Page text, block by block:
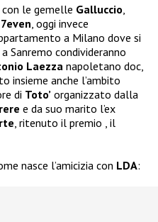
con le gemelle Galluccio,
, oggi invece
a Milano dove si
Sanremo condivideranno
Laezzanapoletano doc,
insieme anche l’ambito
di Toto’ organizzato dalla
e da suo marito l’ex
, ritenuto il premio , il
nasce l’amicizia con LDA: